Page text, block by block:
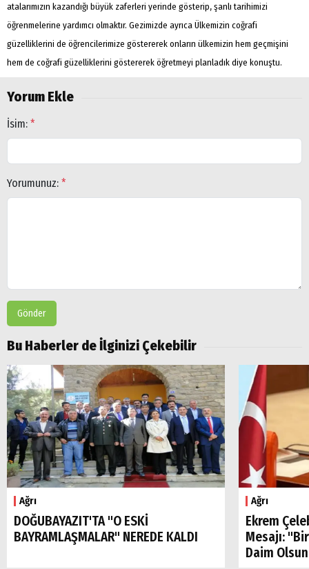
atalarımızın kazandığı büyük zaferleri yerinde gösterip, şanlı tarihimizi
öğrenmelerine yardımcı olmaktır. Gezimizde ayrıca Ülkemizin coğrafi
güzelliklerini de öğrencilerimize göstererek onların ülkemizin hem geçmişini
hem de coğrafi güzelliklerini göstererek öğretmeyi planladık diye konuştu.
Yorum Ekle
İsim: *
Yorumunuz: *
Gönder
Bu Haberler de İlginizi Çekebilir
Ağrı
DOĞUBAYAZIT'TA "O ESKİ
BAYRAMLAŞMALAR" NEREDE KALDI
Ağrı
Ekrem
Mesajı:
Daim